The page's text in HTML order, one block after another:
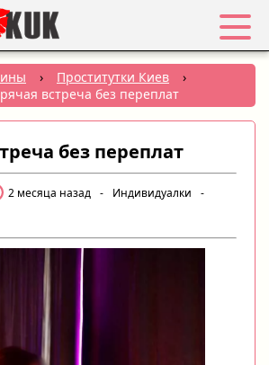
Избранное
Вход
Регистрация
РУС|
УКР
Создать объявление
› Проститутки Киев
›
встреча без переплат
без переплат
2 месяца назад - Индивидуалки
-